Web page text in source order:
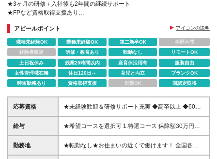
★3ヶ月の研修＋入社後も2年間の継続サポート
★FPなど資格取得支援あり
★1日のスケジュールを自分で調整OK
アピールポイント アイコンの説明
職種未経験OK 業種未経験OK 第二新卒OK
学歴不問
経験者限定
研修・教育あり 転勤なし
リモートOK
土日祝休み
残業20時間以内 産育休活用有
服装自由
女性管理職在籍
休日120日～ 育児と両立
ブランクOK
時短勤務あり
資格取得支援 副業OK 国認定取得
応募資格
★未経験歓迎＆研修サポート充実 ◆高卒以上 ◆60歳
未満(定年のため。ただし再雇用制度有) ※国籍不問(当
社規程あり) 【こんな方がご入社しています】 ◆未経
きる職場で働きたい方 ◆将来、結婚・出産をしても
続けられる仕事がしたい方 ◆頑張りはきちんと評価
給与
★希望コースを選択可 1.特選コース 保障額30万円＋
賞与年2回 ※保障額25万円・20万円のコースあり ※当
社規程による所定の要件を満たす場合 ※詳細は面談時
勤務地
★転勤なし★お住まいの近くで働けます！ 全国各営
業拠点で募集中 ※あなたの希望を考慮します ★リモ